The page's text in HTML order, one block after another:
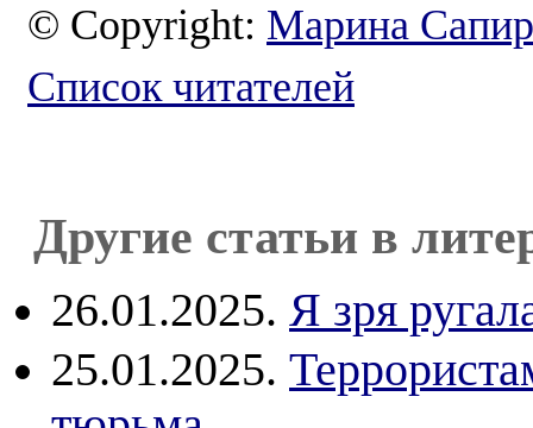
© Copyright: Марина Сапир
Список читателей
Другие статьи в
26.01.2025. Я зря
25.01.2025.